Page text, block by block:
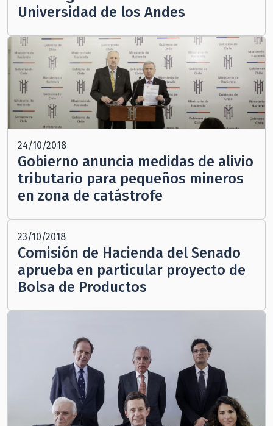
Universidad de los Andes
24/10/2018
Gobierno anuncia medidas de alivio
tributario para pequeños mineros
en zona de catástrofe
23/10/2018
Comisión de Hacienda del Senado
aprueba en particular proyecto de
Bolsa de Productos